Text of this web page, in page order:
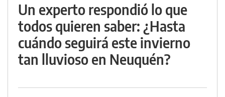
Un experto respondió lo que
todos quieren saber: ¿Hasta
cuándo seguirá este invierno
tan lluvioso en Neuquén?